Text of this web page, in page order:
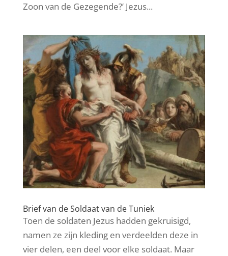
Zoon van de Gezegende?’ Jezus...
Brief van de Soldaat van de Tuniek
Toen de soldaten Jezus hadden gekruisigd,
namen ze zijn kleding en verdeelden deze in
vier delen, een deel voor elke soldaat. Maar